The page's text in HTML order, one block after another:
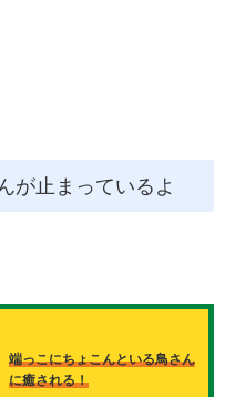
が止まっているよ
端っこにちょこんといる鳥さん
に癒される！